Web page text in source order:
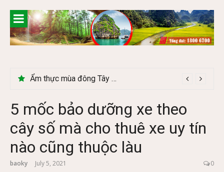
content
Ẩm thực mùa đông Tây Bắc có gì đặc biệt
5 mốc bảo dưỡng xe theo
cây số mà cho thuê xe uy tín
nào cũng thuộc làu
baoky July 5, 2021 0